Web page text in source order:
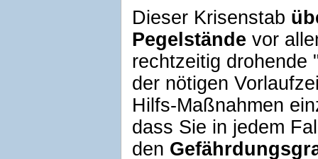
Dieser Krisenstab
Pegelstände vor
rechtzeitig drohende
der nötigen
Hilfs-Maßnahmen
dass Sie in jedem
den